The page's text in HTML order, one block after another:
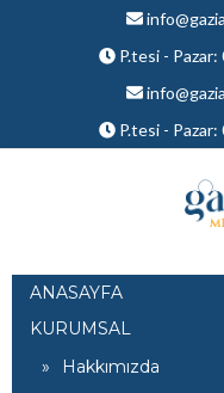
P.tesi -
P.tesi -
ANASAYFA
KURUMSAL
Hakkımızda